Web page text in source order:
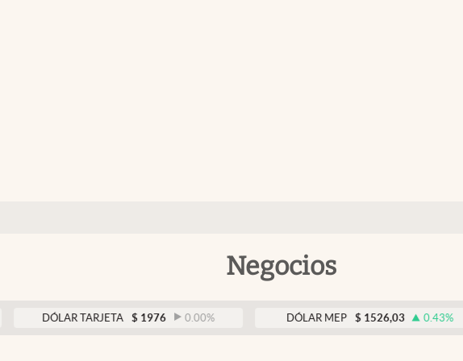
Negocios
DÓLAR TARJETA $ 1976 0.00% DÓLAR MEP $ 1526,03 0.43%